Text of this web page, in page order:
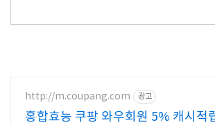
http://m.coupang.com 광고
홍합효능 쿠팡 와우회원 5% 캐시적